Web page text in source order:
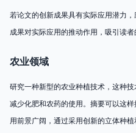
若论文的创新成果具有实际应用潜力
成果对实际应用的推动作用，吸引读者
农业领域
研究一种新型的农业种植技术，这种
减少化肥和农药的使用。摘要可以这
用前景广阔，通过采用创新的立体种